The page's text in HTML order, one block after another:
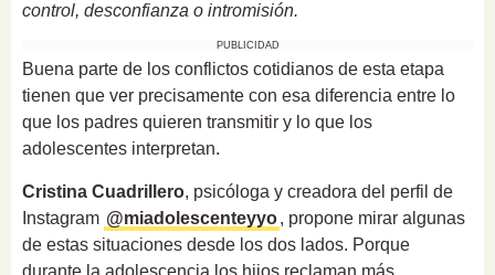
control, desconfianza o intromisión.
PUBLICIDAD
Buena parte de los conflictos cotidianos de esta etapa
tienen que ver precisamente con esa diferencia entre lo
que los padres quieren transmitir y lo que los
adolescentes interpretan.
Cristina Cuadrillero, psicóloga y creadora del perfil de
Instagram @miadolescenteyyo, propone mirar algunas
de estas situaciones desde los dos lados. Porque
durante la adolescencia los hijos reclaman más